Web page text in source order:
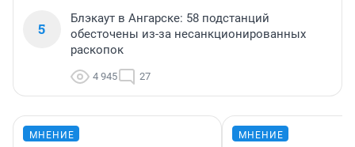
5
Блэкаут в Ангарске: 58 подстанций
обесточены из-за несанкционированных
раскопок
4 945 27
МНЕНИЕ МНЕНИЕ